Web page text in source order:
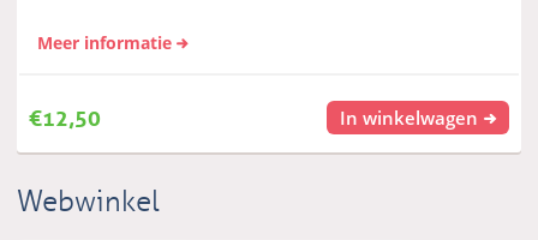
Meer informatie
€12,50 In winkelwagen
Webwinkel